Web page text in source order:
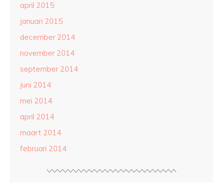
april 2015
januari 2015
december 2014
november 2014
september 2014
juni 2014
mei 2014
april 2014
maart 2014
februari 2014